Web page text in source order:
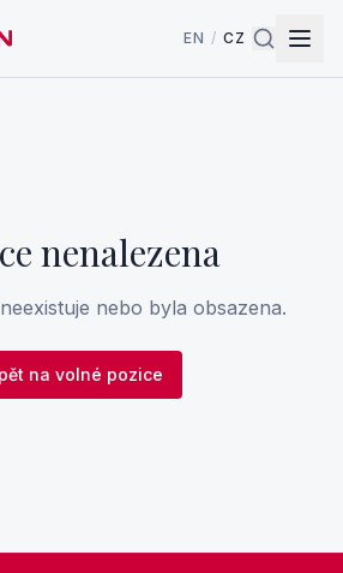
EN / CZ
nenalezena
nebo byla obsazena.
na volné pozice